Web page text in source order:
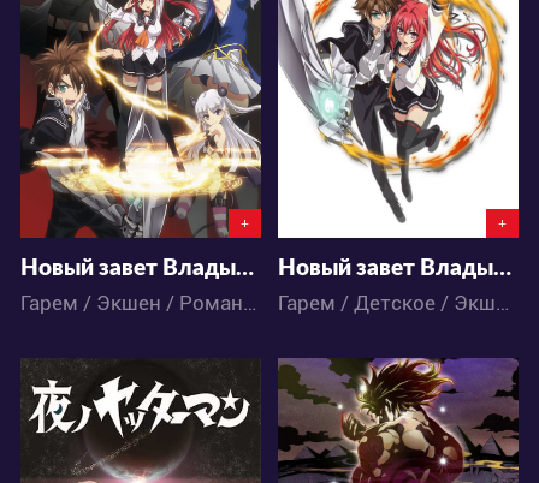
13464
2 274
+
Новый завет Владыки тьмы, моей сестры
Гарем / Экшен / Романтика / Фэнтези / Этти / Аниме
8751
0 271
+
Новый завет Владыки тьмы, моей сестры ОVА
Гарем / Детское / Экшен / Романтика / Фэнтези / Этти / Аниме